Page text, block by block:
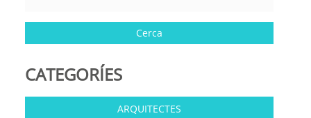
CATEGORÍES
ARQUITECTES